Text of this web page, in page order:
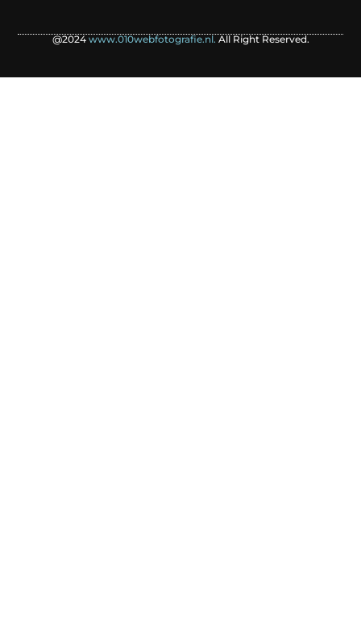
@2024 www.010webfotografie.nl. All Right Reserved.